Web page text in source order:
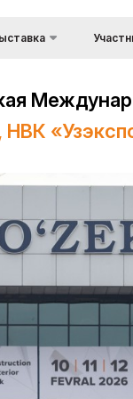
участников
программа
поддержка
работы выставки
Станьте
Состав
въезда
Режим
НВК